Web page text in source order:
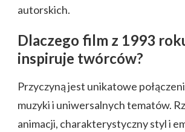
autorskich.
Dlaczego film z 1993
inspiruje twórców?
Przyczyną jest unikatowe
muzyki i uniwersalnych tematów.
animacji, charakterystyczny styl i